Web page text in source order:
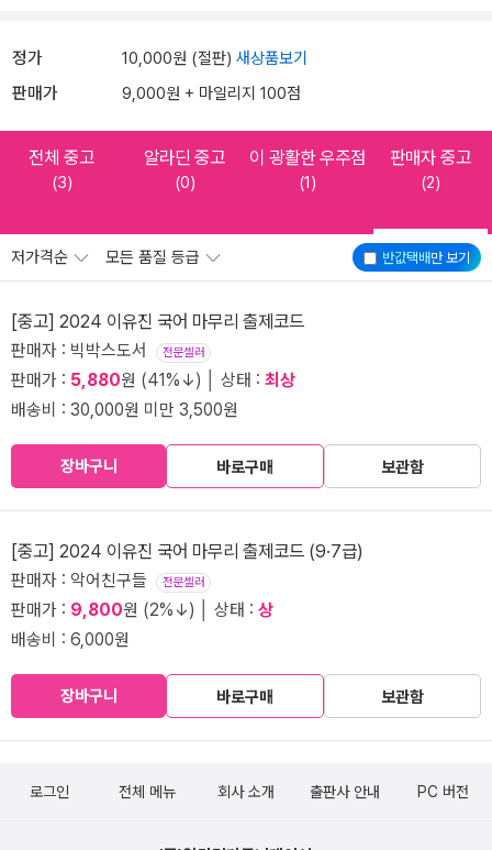
정가 10,000원 (절판) 새상품보기
판매가 9,000원 + 마일리지 100점
전체 중고
(3)
알라딘 중고
(0)
이 광활한 우주점
(1)
판매자 중고
(2)
반값택배만 보기
저가격순 모든 품질 등급
[중고] 2024 이유진 국어 마무리 출제코드
판매자 : 빅박스도서 전문셀러
판매가 : 5,880원 (41%↓) │ 상태 : 최상
배송비 : 30,000원 미만 3,500원
장바구니 바로구매 보관함
[중고] 2024 이유진 국어 마무리 출제코드 (9·7급)
판매자 : 악어친구들 전문셀러
판매가 : 9,800원 (2%↓) │ 상태 : 상
배송비 : 6,000원
장바구니 바로구매 보관함
로그인 전체 메뉴 회사 소개 출판사 안내 PC 버전